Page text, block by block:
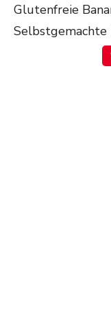
Glutenfreie
Selbstgemachte